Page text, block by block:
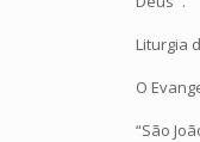
Liturgia
O
“São